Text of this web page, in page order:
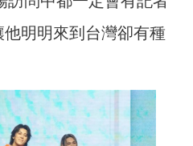
明明來到台灣卻有種